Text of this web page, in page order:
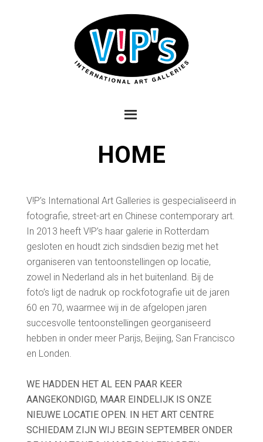
HOME
V!P’s International Art Galleries is gespecialiseerd in
fotografie, street-art en Chinese contemporary art.
In 2013 heeft V!P’s haar galerie in Rotterdam
gesloten en houdt zich sindsdien bezig met het
organiseren van tentoonstellingen op locatie,
zowel in Nederland als in het buitenland. Bij de
foto’s ligt de nadruk op rockfotografie uit de jaren
60 en 70, waarmee wij in de afgelopen jaren
succesvolle tentoonstellingen georganiseerd
hebben in onder meer Parijs, Beijing, San Francisco
en Londen.
WE HADDEN HET AL EEN PAAR KEER
AANGEKONDIGD, MAAR EINDELIJK IS ONZE
NIEUWE LOCATIE OPEN. IN HET ART CENTRE
SCHIEDAM ZIJN WIJ BEGIN SEPTEMBER ONDER